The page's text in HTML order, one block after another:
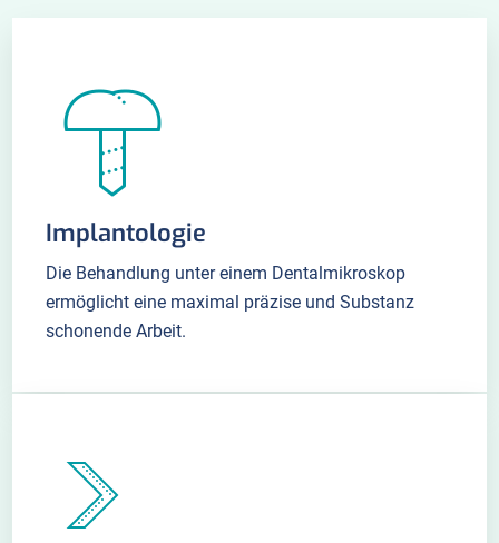
Implantologie
Die Behandlung unter einem Dentalmikroskop
ermöglicht eine maximal präzise und Substanz
schonende Arbeit.